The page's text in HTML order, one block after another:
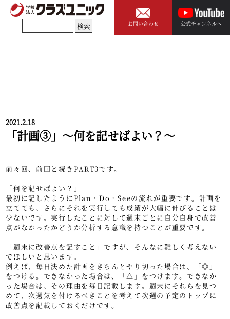
お問い合わせ 公式チャンネルへ
2021.2.18
「計画③」～何を記せばよい？～
前々回、前回と続きPART3です。
「何を記せばよい？」
最初に記したようにPlan・Do・Seeの流れが重要です。計画を
立てても、さらにそれを実行しても成績が大幅に伸びることは
少ないです。実行したことに対して週末ごとに自分自身で改善
点がなかったかどうか分析する意識を持つことが重要です。
「週末に改善点を記すこと」ですが、そんなに難しく考えない
でほしいと思います。
例えば、毎日決めた計画をきちんとやり切った場合は、「◎」
をつける。できなかった場合は、「△」をつけます。できなか
った場合は、その理由を毎日記載します。週末にそれらを見つ
めて、次週気を付けるべきことを考えて次週の予定のトップに
改善点を記載しておくだけです。